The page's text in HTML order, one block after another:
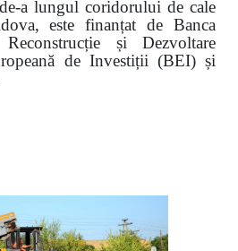
a lungul coridorului de cale
este finanțat de Banca
și Dezvoltare
de Investiții (BEI) și